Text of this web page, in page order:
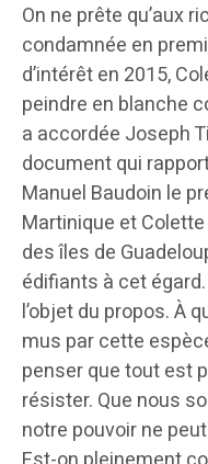
On ne prête qu’aux
condamnée en
d’intérêt en 2015,
peindre en blanche
a accordée Joseph
document qui
Manuel Baudoin le
Martinique et
des îles de
édifiants à cet
l’objet du propos. À
mus par cette
penser que tout est
résister. Que nous
notre pouvoir ne